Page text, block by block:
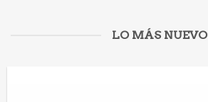
LO MÁS NUEVO